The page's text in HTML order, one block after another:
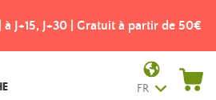
J+15, J+30 | Gratuit à partir de 50€
FR